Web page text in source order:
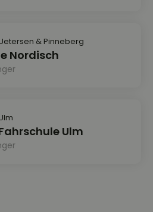
& Pinneberg
Nordisch
Ulm